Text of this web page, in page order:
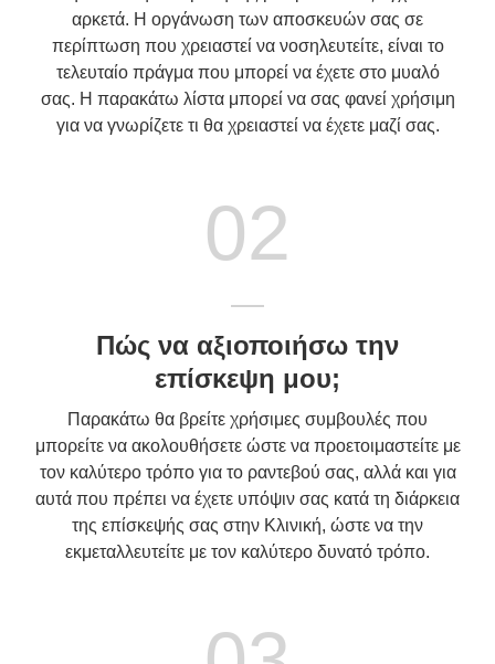
αρκετά. Η οργάνωση των αποσκευών σας σε
περίπτωση που χρειαστεί να νοσηλευτείτε, είναι το
τελευταίο πράγμα που μπορεί να έχετε στο μυαλό
σας. Η παρακάτω λίστα μπορεί να σας φανεί χρήσιμη
για να γνωρίζετε τι θα χρειαστεί να έχετε μαζί σας.
02
Πώς να αξιοποιήσω την
επίσκεψη μου;
Παρακάτω θα βρείτε χρήσιμες συμβουλές που
μπορείτε να ακολουθήσετε ώστε να προετοιμαστείτε με
τον καλύτερο τρόπο για το ραντεβού σας, αλλά και για
αυτά που πρέπει να έχετε υπόψιν σας κατά τη διάρκεια
της επίσκεψής σας στην Κλινική, ώστε να την
εκμεταλλευτείτε με τον καλύτερο δυνατό τρόπο.